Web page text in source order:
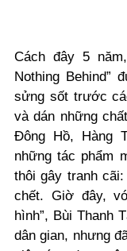
Cách đây 5
Nothing Behind”
sửng sốt trước
và dán những
Đông Hồ, Hàng
những tác phẩm
thôi gây tranh
chết. Giờ đây,
hình”, Bùi Thanh
dân gian, nhưng